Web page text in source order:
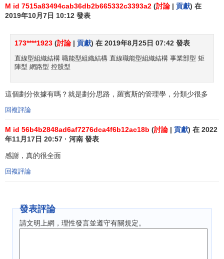
單位、部門和崗位的設置。
企業組織單位、部門和崗位的設置，不是把一個企業組
織，必須由幾個相應的部分構成，就像人要走路就需要腳一
目標，必須有不同的部分。這種關係不能倒置。
各個單位、部門和崗位的職責、權力的界定。
這是對各個部分的目標功能作用的界定。如果一定的構
成部分，沒有不可或缺的目標功能作用，就像人的尾巴一樣
單位、部門和崗位角色相互之間關係的界定。
M id 7515a83494cab36db2b665332c3393a2 (討論 | 貢獻) 在
2019年10月7日 10:12 發表
173****1923 (討論 | 貢獻) 在 2019年8月25日 07:42 發表
直線型組織結構 職能型組織結構 直線職能型組織結構 事業部型 矩
陣型 網路型 控股型
這個劃分依據有嗎？就是劃分思路，羅賓斯的管理學，分類少很多
回複評論
M id 56b4b2848ad6af7276dca4f6b12ac18b (討論 | 貢獻) 在 2022
年11月17日 20:57 · 河南 發表
感謝，真的很全面
回複評論
發表評論
請文明上網，理性發言並遵守有關規定。